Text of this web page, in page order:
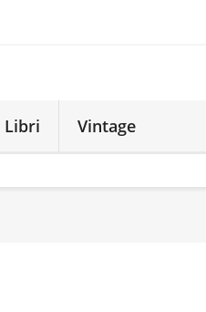
Libri Vintage